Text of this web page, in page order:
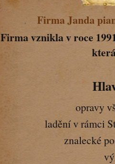
Firma Janda
Firma vznikla v roce
opravy
ladění v rámci
znalecké